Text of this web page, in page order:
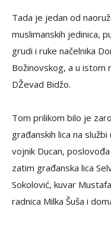
Tada je jedan od
muslimanskih jedinica,
grudi i ruke načelnika
Božinovskog, a u istom
DŽevad Bidžo.
Tom prilikom bilo je
građanskih lica na
vojnik Ducan,
zatim građanska lica
Sokolović, kuvar
radnica Milka Šuša i